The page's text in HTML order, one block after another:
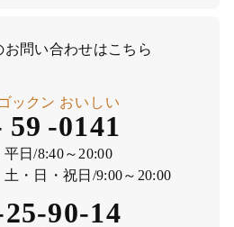
問い合わせはこちら
59
ゴックン
-0141
おいしい
平日/8:40～20:00
土・日・祝日/9:00～20:00
90-14